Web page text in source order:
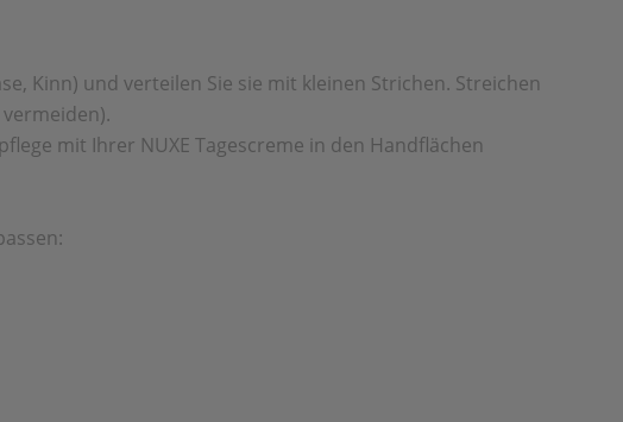
Kinn) und verteilen Sie sie mit kleinen Strichen. Streichen
mit Ihrer NUXE Tagescreme in den Handflächen